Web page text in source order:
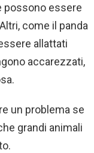
possono essere
come il panda
allattati
accarezzati,
un problema se
grandi animali